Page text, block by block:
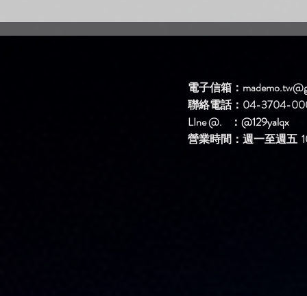
新歌DEMO區上架新歌啦！
【簡單問題】
新歌DEMO
【生氣】
電子信箱：
聯絡電話：04-3704-
LIne @. ： @129yalqx
營業時間：週一至週五